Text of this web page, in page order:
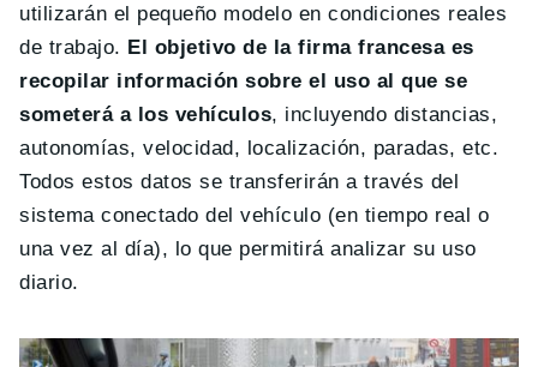
utilizarán el pequeño modelo en condiciones reales
de trabajo. El objetivo de la firma francesa es
recopilar información sobre el uso al que se
someterá a los vehículos, incluyendo distancias,
autonomías, velocidad, localización, paradas, etc.
Todos estos datos se transferirán a través del
sistema conectado del vehículo (en tiempo real o
una vez al día), lo que permitirá analizar su uso
diario.